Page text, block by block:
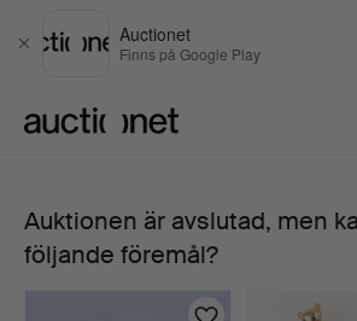
Stäng
Auctionet
Finns på Google Play
KEDJA
med
Auktionen är avslutad, men
följande föremål?